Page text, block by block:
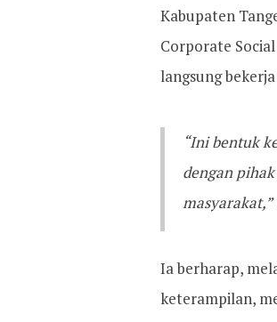
Kabupaten
Corporate
langsung
“Ini bentuk
dengan
Ia berharap,
keterampilan,